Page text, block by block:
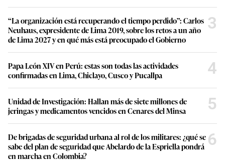
“La organización está recuperando el tiempo perdido”: Carlos
Neuhaus, expresidente de Lima 2019, sobre los retos a un año
de Lima 2027 y en qué más está preocupado el Gobierno
3
Papa León XIV en Perú: estas son todas las actividades
confirmadas en Lima, Chiclayo, Cusco y Pucallpa
4
Unidad de Investigación: Hallan más de siete millones de
jeringas y medicamentos vencidos en Cenares del Minsa
5
De brigadas de seguridad urbana al rol de los militares: ¿qué se
sabe del plan de seguridad que Abelardo de la Espriella pondrá
en marcha en Colombia?
6